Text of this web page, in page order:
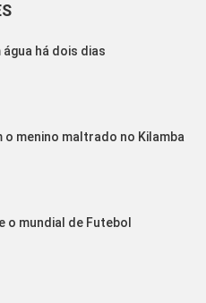
água há dois dias
o menino maltrado no Kilamba
o mundial de Futebol